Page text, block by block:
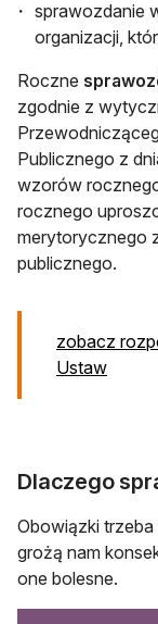
sprawozdanie
organizacji,
Roczne
zgodnie z
Publicznego z
wzorów
rocznego
merytorycznego
publicznego.
zobacz
Ustaw
Dlaczego
Obowiązki
grożą nam
one bolesne.